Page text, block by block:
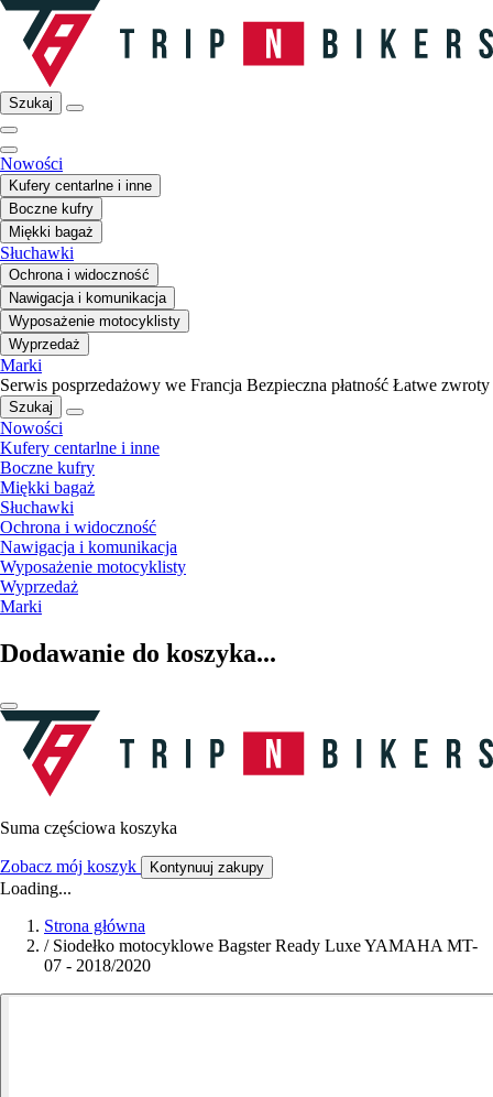
Szukaj
Nowości
Kufery centarlne i inne
Boczne kufry
Miękki bagaż
Słuchawki
Ochrona i widoczność
Nawigacja i komunikacja
Wyposażenie motocyklisty
Wyprzedaż
Marki
Serwis posprzedażowy we Francja Bezpieczna płatność Łatwe zwroty
Szukaj
Nowości
Kufery centarlne i inne
Boczne kufry
Miękki bagaż
Słuchawki
Ochrona i widoczność
Nawigacja i komunikacja
Wyposażenie motocyklisty
Wyprzedaż
Marki
Dodawanie do koszyka...
Suma częściowa koszyka
Zobacz mój koszyk Kontynuuj zakupy
Loading...
Strona główna
/ Siodełko motocyklowe Bagster Ready Luxe YAMAHA MT-
07 - 2018/2020